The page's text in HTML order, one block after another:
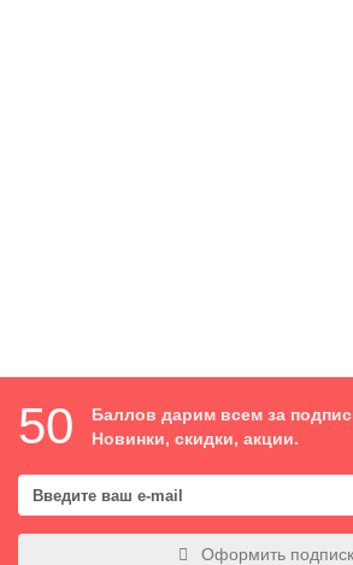
50
Баллов дарим всем за
Новинки, скидки, акции.
Оформить